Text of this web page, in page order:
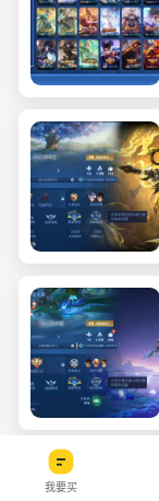
我要买